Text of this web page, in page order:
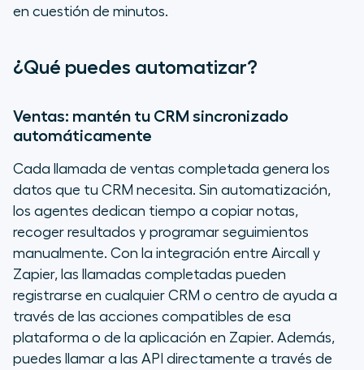
en cuestión de minutos.
¿Qué puedes automatizar?
Ventas: mantén tu CRM sincronizado
automáticamente
Cada llamada de ventas completada genera los
datos que tu CRM necesita. Sin automatización,
los agentes dedican tiempo a copiar notas,
recoger resultados y programar seguimientos
manualmente. Con la integración entre Aircall y
Zapier, las llamadas completadas pueden
registrarse en cualquier CRM o centro de ayuda a
través de las acciones compatibles de esa
plataforma o de la aplicación en Zapier. Además,
puedes llamar a las API directamente a través de